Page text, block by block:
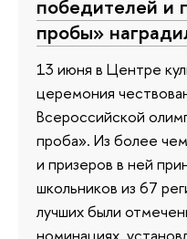
победителей и
пробы»
13 июня в Центре
церемония
Всероссийской
проба». Из более
и призеров в ней
школьников из 67
лучших были
номинациях,